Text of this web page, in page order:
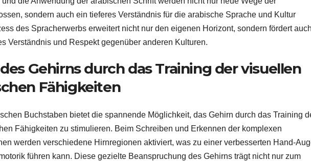
sondern auch ein tieferes Verständnis für die arabische Sprache und Kultur
des Spracherwerbs erweitert nicht nur den eigenen Horizont, sondern fördert
Verständnis und Respekt gegenüber anderen Kulturen.
Gehirns durch das Training der visuellen
Fähigkeiten
Buchstaben bietet die spannende Möglichkeit, das Gehirn durch das Training
Fähigkeiten zu stimulieren. Beim Schreiben und Erkennen der komplexen
werden verschiedene Hirnregionen aktiviert, was zu einer verbesserten Hand-
führen kann. Diese gezielte Beanspruchung des Gehirns trägt nicht nur zum